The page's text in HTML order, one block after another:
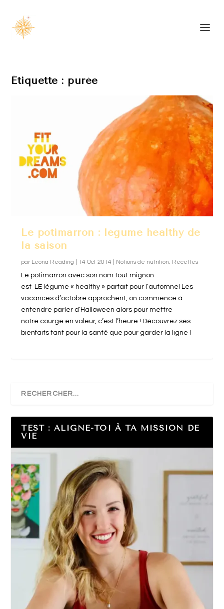
Étiquette : purée
Le potimarron : légume healthy de
la saison
par Leona Reading 14 Oct 2014 Notions de nutrition, Recettes
Le potimarron avec son nom tout mignon
est LE légume « healthy » parfait pour l’automne! Les
vacances d’octobre approchent, on commence à
entendre parler d’Halloween alors pour mettre
notre courge en valeur, c’est l’heure ! Découvrez ses
bienfaits tant pour la santé que pour garder la ligne !
TEST : ALIGNE-TOI À TA MISSION DE
VIE